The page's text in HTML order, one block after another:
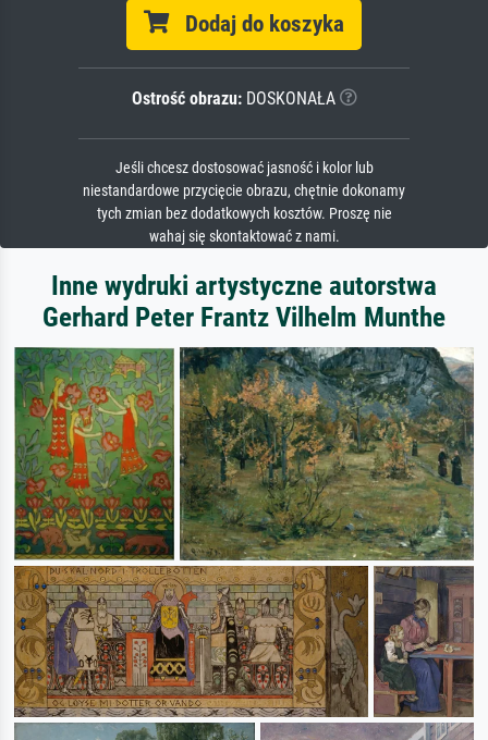
Dodaj do koszyka
Ostrość obrazu:DOSKONAŁA
Jeśli chcesz dostosować jasność i kolor lub
niestandardowe przycięcie obrazu, chętnie dokonamy
tych zmian bez dodatkowych kosztów. Proszę nie
wahaj się skontaktować z nami.
Inne wydruki artystyczne autorstwa
Gerhard Peter Frantz Vilhelm Munthe